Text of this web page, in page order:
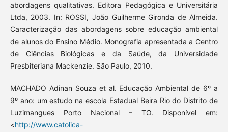
abordagens qualitativas. Editora Pedagógica e Universitária
Ltda, 2003. In: ROSSI, João Guilherme Gironda de Almeida.
Caracterização das abordagens sobre educação ambiental
de alunos do Ensino Médio. Monografia apresentada a Centro
de Ciências Biológicas e da Saúde, da Universidade
Presbiteriana Mackenzie. São Paulo, 2010.
MACHADO Adinan Souza et al. Educação Ambiental de 6º a
9º ano: um estudo na escola Estadual Beira Rio do Distrito de
Luzimangues Porto Nacional – TO. Disponível em:
<http://www.catolica-